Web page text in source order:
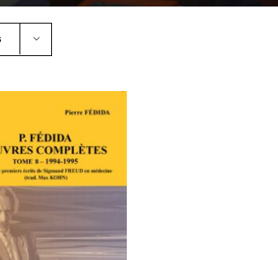
P. FÉDIDA –
OEUVRES
–
8 – 1994-
1995